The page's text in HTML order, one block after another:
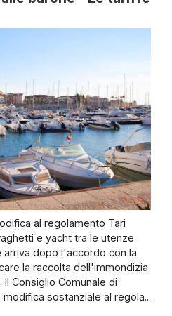
al regolamento Tari
e yacht tra le utenze
arriva dopo l'accordo con la
la raccolta dell'immondizia
Consiglio Comunale di
sostanziale al regola...